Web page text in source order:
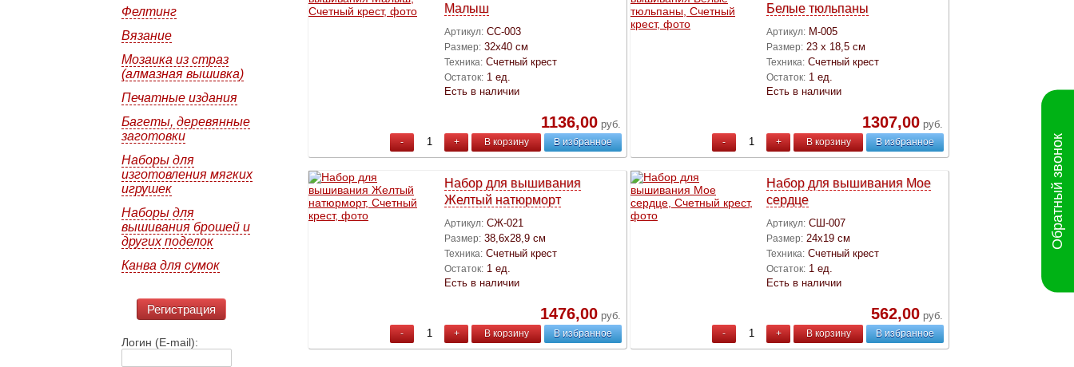
Фелтинг
Вязание
Мозаика из страз
(алмазная вышивка)
Печатные издания
Багеты, деревянные
заготовки
Наборы для
изготовления мягких
игрушек
Наборы для
вышивания брошей и
других поделок
Канва для сумок
Регистрация
Логин (E-mail):
Малыш
Артикул: СС-003
Размер: 32х40 см
Техника: Счетный крест
Остаток: 1 ед.
Есть в наличии
1136,00 руб.
- + В корзину В избранное
Белые тюльпаны
Артикул: М-005
Размер: 23 х 18,5 см
Техника: Счетный крест
Остаток: 1 ед.
Есть в наличии
1307,00 руб.
- + В корзину В избранное
Набор для вышивания
Желтый натюрморт
Артикул: СЖ-021
Размер: 38,6х28,9 см
Техника: Счетный крест
Остаток: 1 ед.
Есть в наличии
1476,00 руб.
- + В корзину В избранное
Набор для вышивания Мое
сердце
Артикул: СШ-007
Размер: 24х19 см
Техника: Счетный крест
Остаток: 1 ед.
Есть в наличии
562,00 руб.
- + В корзину В избранное
Обратный звонок